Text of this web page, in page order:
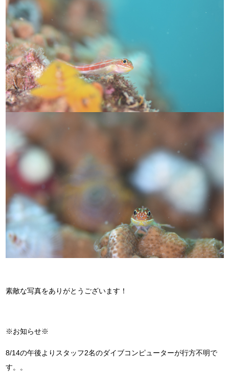
素敵な写真をありがとうございます！
※お知らせ※
8/14の午後よりスタッフ2名のダイブコンピューターが行方不明で
す。。